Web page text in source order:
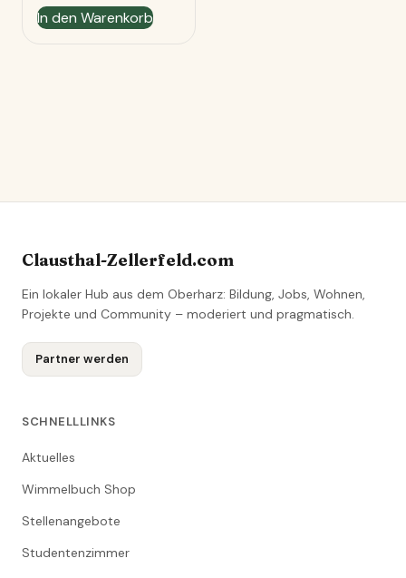
In den Warenkorb
Clausthal-Zellerfeld.com
Ein lokaler Hub aus dem Oberharz: Bildung, Jobs, Wohnen,
Projekte und Community – moderiert und pragmatisch.
Partner werden
SCHNELLLINKS
Aktuelles
Wimmelbuch Shop
Stellenangebote
Studentenzimmer